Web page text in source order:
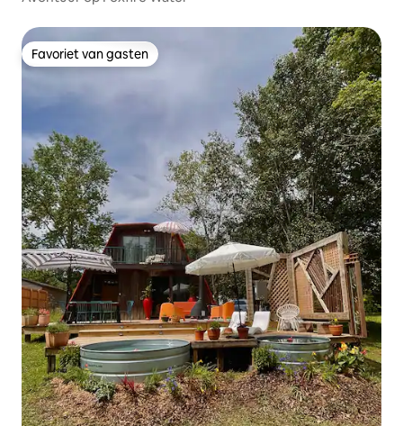
Favoriet van gasten
Favoriet van gasten